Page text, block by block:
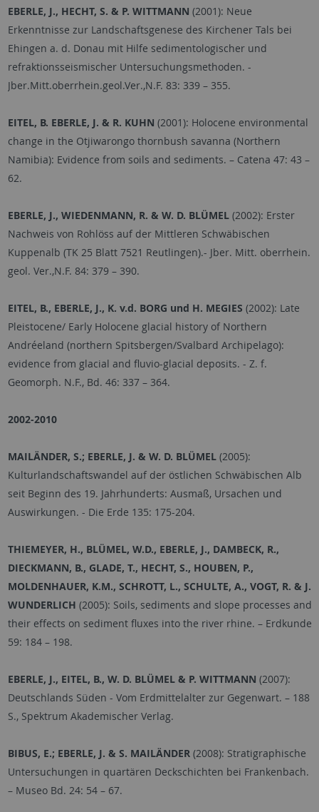
EBERLE, J., HECHT, S. & P. WITTMANN (2001): Neue
Erkenntnisse zur Landschaftsgenese des Kirchener Tals bei
Ehingen a. d. Donau mit Hilfe sedimentologischer und
refraktionsseismischer Untersuchungsmethoden. -
Jber.Mitt.oberrhein.geol.Ver.,N.F. 83: 339 –355.
EITEL, B. EBERLE, J. & R. KUHN (2001): Holocene environmental
change in the Otjiwarongo thornbush savanna (Northern
Namibia): Evidence from soils and sediments. – Catena 47: 43 –
62.
EBERLE, J., WIEDENMANN, R. & W. D. BLÜMEL(2002): Erster
Nachweis von Rohlöss auf der Mittleren Schwäbischen
Kuppenalb (TK 25 Blatt 7521 Reutlingen).- Jber. Mitt. oberrhein.
geol. Ver.,N.F. 84: 379 –390.
EITEL, B., EBERLE, J., K. v.d. BORG und H. MEGIES (2002): Late
Pleistocene/ Early Holocene glacial history of Northern
Andréeland (northern Spitsbergen/Svalbard Archipelago):
evidence from glacial and fluvio-glacial deposits. - Z. f.
Geomorph. N.F., Bd. 46: 337 –364.
2002-2010
MAILÄNDER, S.; EBERLE, J. & W. D. BLÜMEL(2005):
Kulturlandschaftswandel auf der östlichen Schwäbischen Alb
seit Beginn des 19. Jahrhunderts: Ausmaß, Ursachen und
Auswirkungen. - Die Erde 135: 175-204.
THIEMEYER, H., BLÜMEL, W.D., EBERLE, J., DAMBECK, R.,
DIECKMANN, B., GLADE, T., HECHT, S., HOUBEN, P.,
MOLDENHAUER, K.M., SCHROTT, L., SCHULTE, A., VOGT, R. & J.
WUNDERLICH (2005): Soils, sediments and slope processes and
their effects on sediment fluxes into the river rhine. – Erdkunde
59: 184 –198.
EBERLE, J., EITEL, B., W. D. BLÜMEL & P. WITTMANN (2007):
Deutschlands Süden - Vom Erdmittelalter zur Gegenwart. – 188
S., Spektrum Akademischer Verlag.
BIBUS, E.; EBERLE, J. & S. MAILÄNDER(2008): Stratigraphische
Untersuchungen in quartären Deckschichten bei Frankenbach.
– Museo Bd. 24: 54 –67.